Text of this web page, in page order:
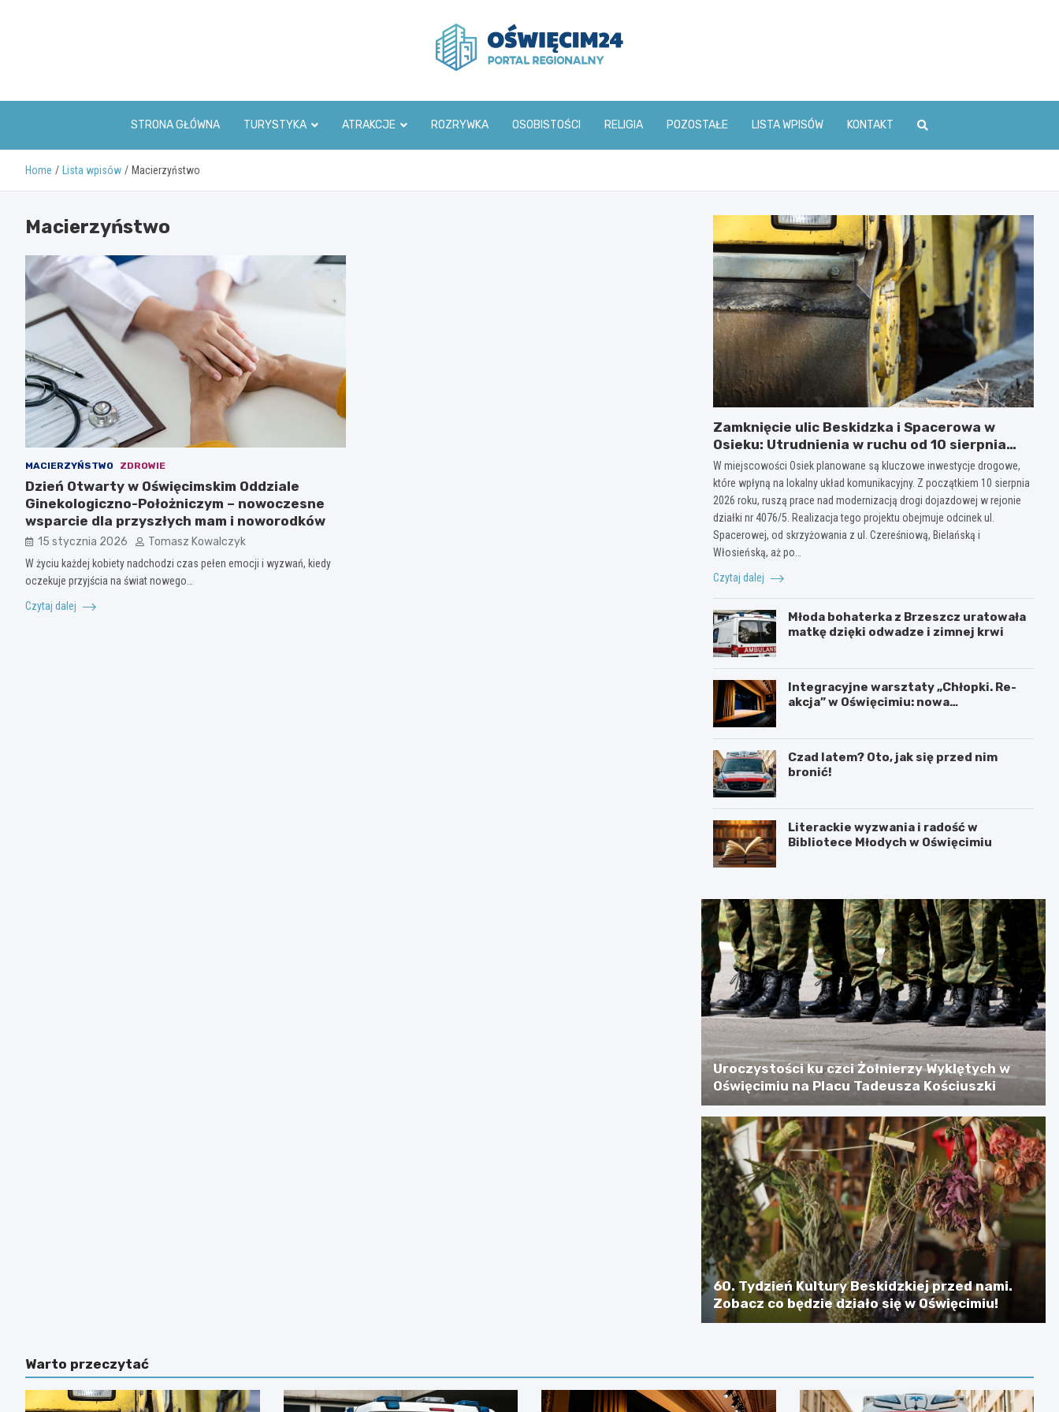
www.oswiecim24.pl
STRONA GŁÓWNA TURYSTYKA ATRAKCJE ROZRYWKA OSOBISTOŚCI RELIGIA POZOSTAŁE LISTA WPISÓW KONTAKT
Home Lista wpisów Macierzyństwo
Macierzyństwo
MACIERZYŃSTWO ZDROWIE
Dzień Otwarty w Oświęcimskim Oddziale
Ginekologiczno-Położniczym – nowoczesne
wsparcie dla przyszłych mam i noworodków
15 stycznia 2026 Tomasz Kowalczyk
W życiu każdej kobiety nadchodzi czas pełen emocji i wyzwań, kiedy
oczekuje przyjścia na świat nowego…
Czytaj dalej
Zamknięcie ulic Beskidzka i Spacerowa w
Osieku: Utrudnienia w ruchu od 10 sierpnia
2026 roku
W miejscowości Osiek planowane są kluczowe inwestycje drogowe,
które wpłyną na lokalny układ komunikacyjny. Z początkiem 10 sierpnia
2026 roku, ruszą prace nad modernizacją drogi dojazdowej w rejonie
działki nr 4076/5. Realizacja tego projektu obejmuje odcinek ul.
Spacerowej, od skrzyżowania z ul. Czereśniową, Bielańską i
Włosieńską, aż po…
Czytaj dalej
Młoda bohaterka z Brzeszcz uratowała
matkę dzięki odwadze i zimnej krwi
Integracyjne warsztaty „Chłopki. Re-
akcja” w Oświęcimiu: nowa
Czad latem? Oto, jak się przed nim
bronić!
Literackie wyzwania i radość w
Bibliotece Młodych w Oświęcimiu
Uroczystości ku czci Żołnierzy Wyklętych w
Oświęcimiu na Placu Tadeusza Kościuszki
60. Tydzień Kultury Beskidzkiej przed nami.
Zobacz co będzie działo się w Oświęcimiu!
Warto przeczytać